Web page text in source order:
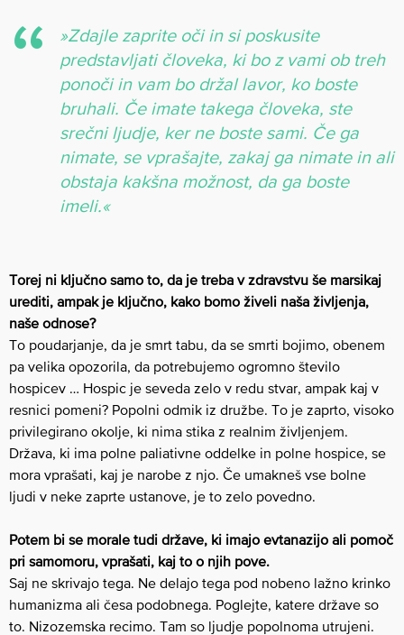
»Zdajle zaprite oči in si poskusite
predstavljati človeka, ki bo z vami ob treh
ponoči in vam bo držal lavor, ko boste
bruhali. Če imate takega človeka, ste
srečni ljudje, ker ne boste sami. Če ga
nimate, se vprašajte, zakaj ga nimate in ali
obstaja kakšna možnost, da ga boste
imeli.«
Torej ni ključno samo to, da je treba v zdravstvu še marsikaj
urediti, ampak je ključno, kako bomo živeli naša življenja,
naše odnose?
To poudarjanje, da je smrt tabu, da se smrti bojimo, obenem
pa velika opozorila, da potrebujemo ogromno število
hospicev … Hospic je seveda zelo v redu stvar, ampak kaj v
resnici pomeni? Popolni odmik iz družbe. To je zaprto, visoko
privilegirano okolje, ki nima stika z realnim življenjem.
Država, ki ima polne paliativne oddelke in polne hospice, se
mora vprašati, kaj je narobe z njo. Če umakneš vse bolne
ljudi v neke zaprte ustanove, je to zelo povedno.
Potem bi se morale tudi države, ki imajo evtanazijo ali pomoč
pri samomoru, vprašati, kaj to o njih pove.
Saj ne skrivajo tega. Ne delajo tega pod nobeno lažno krinko
humanizma ali česa podobnega. Poglejte, katere države so
to. Nizozemska recimo. Tam so ljudje popolnoma utrujeni.